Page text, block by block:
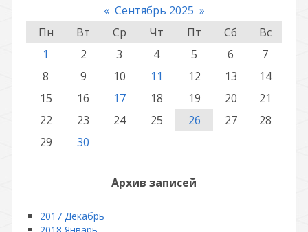
« Сентябрь 2025 »
Пн
Вт Ср Чт Пт Сб
Вс
1
2 3 4 5 6
7
8
9 10 11 12 13
14
15
16 17 18 19 20
21
22
23 24 25 26 27
28
29
30
Архив записей
2017 Декабрь